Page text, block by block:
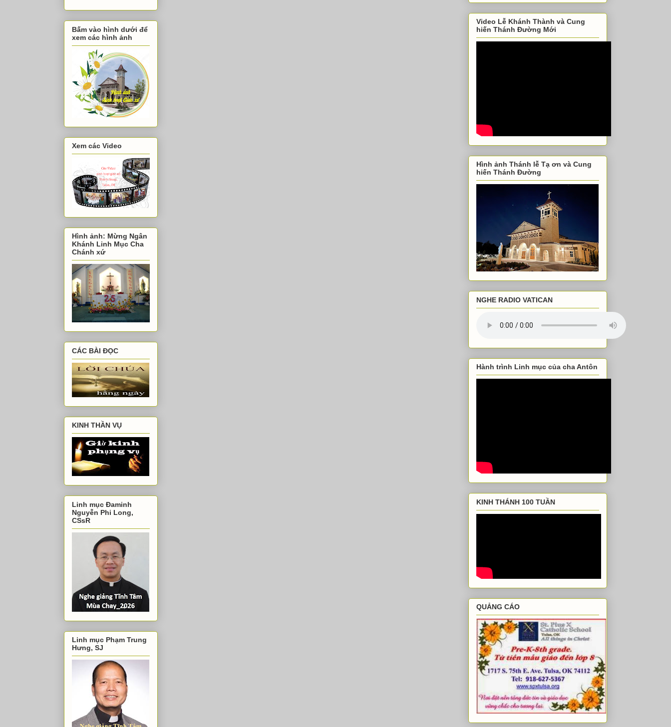
Bấm vào hình dưới để
xem các hình ảnh
Xem các Video
Hình ảnh: Mừng Ngân
Khánh Linh Mục Cha
Chánh xứ
CÁC BÀI ĐỌC
KINH THẦN VỤ
Linh mục Đaminh
Nguyễn Phi Long,
CSsR
Linh mục Phạm Trung
Hưng, SJ
Video Lễ Khánh Thành và Cung
hiến Thánh Đường Mới
Hình ảnh Thánh lễ Tạ ơn và Cung
hiến Thánh Đường
NGHE RADIO VATICAN
Hành trình Linh mục của cha Antôn
KINH THÁNH 100 TUẦN
QUẢNG CÁO